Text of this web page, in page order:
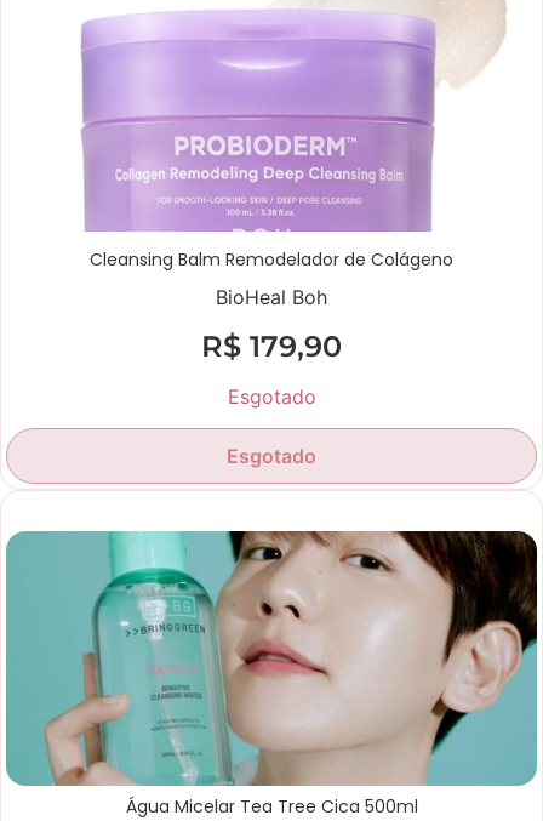
Cleansing Balm Remodelador de Colágeno
BioHeal Boh
R$ 179,90
Esgotado
Esgotado
Água Micelar Tea Tree Cica 500ml